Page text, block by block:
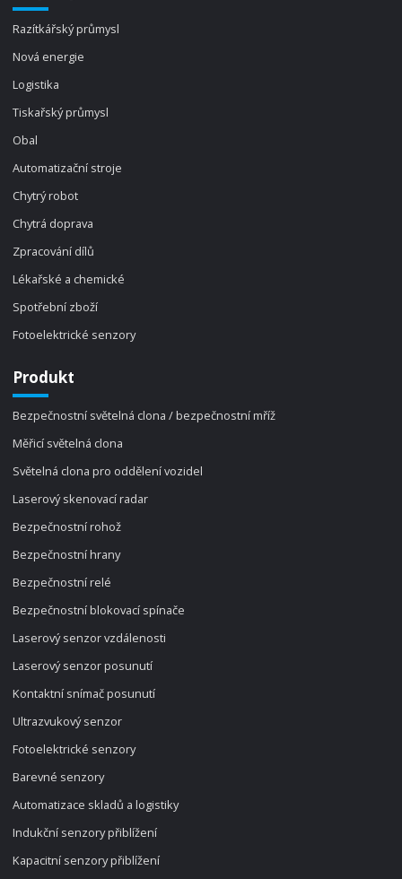
Razítkářský průmysl
Nová energie
Logistika
Tiskařský průmysl
Obal
Automatizační stroje
Chytrý robot
Chytrá doprava
Zpracování dílů
Lékařské a chemické
Spotřební zboží
Fotoelektrické senzory
Produkt
Bezpečnostní světelná clona / bezpečnostní mříž
Měřicí světelná clona
Světelná clona pro oddělení vozidel
Laserový skenovací radar
Bezpečnostní rohož
Bezpečnostní hrany
Bezpečnostní relé
Bezpečnostní blokovací spínače
Laserový senzor vzdálenosti
Laserový senzor posunutí
Kontaktní snímač posunutí
Ultrazvukový senzor
Fotoelektrické senzory
Barevné senzory
Automatizace skladů a logistiky
Indukční senzory přiblížení
Kapacitní senzory přiblížení